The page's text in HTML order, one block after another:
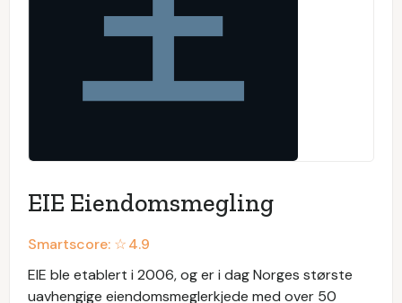
EIE Eiendomsmegling
Smartscore: ☆4.9
EIE ble etablert i 2006, og er i dag Norges største
uavhengige eiendomsmeglerkjede med over 50